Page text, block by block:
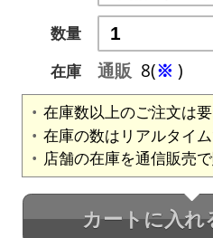
数量
在庫
通販 8(※ )
在庫数以上のご注文は
在庫の数はリアルタイム
店舗の在庫を通信販売
カートに入れ